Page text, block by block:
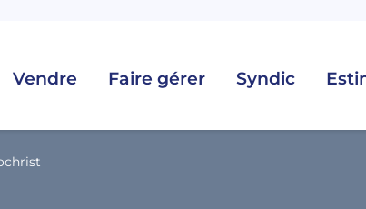
Vendre Faire gérer Syndic